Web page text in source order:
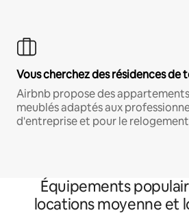
Vous cherchez des résidences de
Airbnb propose des
meublés adaptés aux
d'entreprise et pour le
Équipements
locations moyenne et